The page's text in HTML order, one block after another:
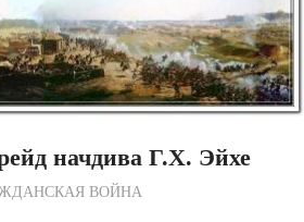
начдива Г.Х. Эйхе
по Редакции
ВОЙНА